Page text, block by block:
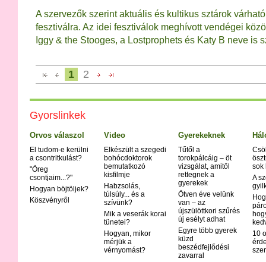
A szervezők szerint aktuális és kultikus sztárok
fesztiválra. Az idei fesztiválok meghívott vendégei
Iggy & the Stooges, a Lostprophets és Katy B neve is
1 2
Gyorslinkek
Orvos válaszol
El tudom-e kerülni
a csontritkulást?
"Öreg
csontjaim...?"
Hogyan böjtöljek?
Köszvényről
Video
Elkészült a szegedi
bohócdoktorok
bemutatkozó
kisfilmje
Habzsolás,
túlsúly... és a
szívünk?
Mik a veserák korai
tünetei?
Hogyan, mikor
mérjük a
vérnyomást?
Gyerekeknek
Tűtől a
torokpálcáig – öt
vizsgálat, amitől
rettegnek a
gyerekek
Ötven éve velünk
van – az
újszülöttkori szűrés
új esélyt adhat
Egyre több gyerek
küzd
beszédfejlődési
zavarral
sok
A
10